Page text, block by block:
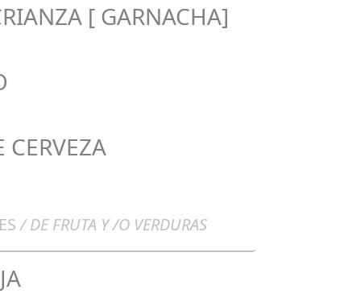
[ GARNACHA]
CERVEZA
/ DE FRUTA Y /O VERDURAS